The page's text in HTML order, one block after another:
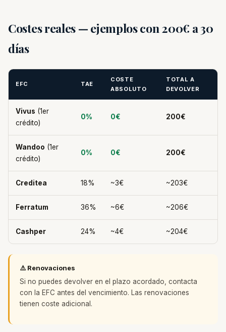
Costes reales — ejemplos con 200€ a 30
días
EFC TAE
COSTE
ABSOLUTO
TOTAL A
DEVOLVER
Vivus (1er
crédito)
0% 0€ 200€
Wandoo (1er
crédito)
0% 0€ 200€
Creditea 18% ~3€ ~203€
Ferratum 36% ~6€ ~206€
Cashper 24% ~4€ ~204€
⚠️ Renovaciones
Si no puedes devolver en el plazo acordado, contacta
con la EFC antes del vencimiento. Las renovaciones
tienen coste adicional.